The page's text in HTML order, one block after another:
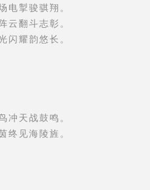
电掣骏骐翔。
云翻斗志彰。
闪耀韵悠长。
冲天战鼓鸣。
终见海陵旌。